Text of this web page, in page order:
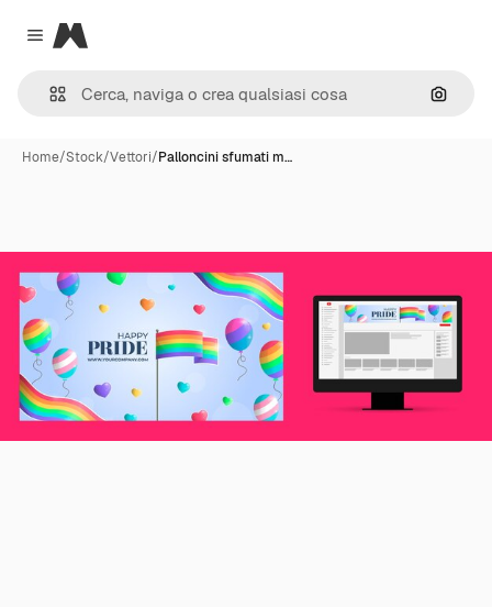
Close menu
Magnific
Cerca
Home/Stock/Vettori/Palloncini sfumati m…